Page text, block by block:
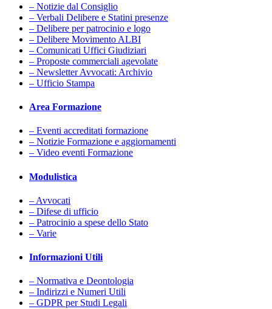
– Notizie dal Consiglio
– Verbali Delibere e Statini presenze
– Delibere per patrocinio e logo
– Delibere Movimento ALBI
– Comunicati Uffici Giudiziari
– Proposte commerciali agevolate
– Newsletter Avvocati: Archivio
– Ufficio Stampa
Area Formazione
– Eventi accreditati formazione
– Notizie Formazione e aggiornamenti
– Video eventi Formazione
Modulistica
– Avvocati
– Difese di ufficio
– Patrocinio a spese dello Stato
– Varie
Informazioni Utili
– Normativa e Deontologia
– Indirizzi e Numeri Utili
– GDPR per Studi Legali